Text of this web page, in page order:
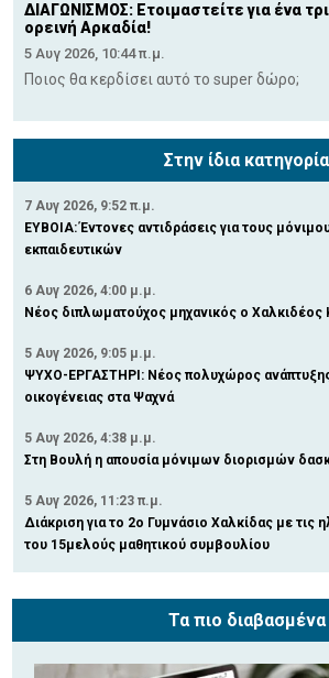
ΔΙΑΓΩΝΙΣΜΟΣ: Ετοιμαστείτε για ένα
ορεινή Αρκαδία!
5 Αυγ 2026, 10:44 π.μ.
Ποιος θα κερδίσει αυτό το super δώρο;
Στην ίδια κατηγορία
7 Αυγ 2026, 9:52 π.μ.
ΕΥΒΟΙΑ: Έντονες αντιδράσεις για τους
εκπαιδευτικών
6 Αυγ 2026, 4:00 μ.μ.
Νέος διπλωματούχος μηχανικός ο Χαλκιδέος
5 Αυγ 2026, 9:05 μ.μ.
ΨΥΧΟ-ΕΡΓΑΣΤΗΡΙ: Νέος πολυχώρος ανάπτυξης
οικογένειας στα Ψαχνά
5 Αυγ 2026, 4:38 μ.μ.
Στη Βουλή η απουσία μόνιμων διορισμών
5 Αυγ 2026, 11:23 π.μ.
Διάκριση για το 2ο Γυμνάσιο Χαλκίδας με τις
του 15μελούς μαθητικού συμβουλίου
Τα πιο διαβασμένα